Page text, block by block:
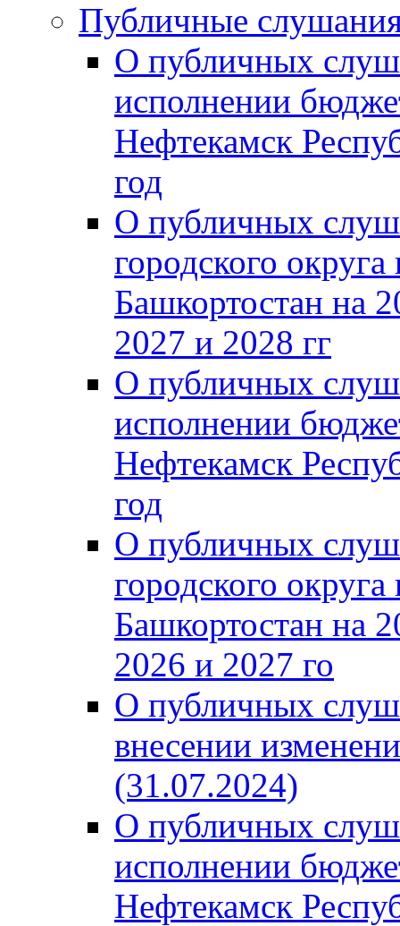
Публичные
О публичных
исполнении
Нефтекамск
год
О публичных
городского
Башкортостан на
2027 и 2028 гг
О публичных
исполнении
Нефтекамск
год
О публичных
городского
Башкортостан на
2026 и 2027 го
О публичных
внесении
(31.07.2024)
О публичных
исполнении
Нефтекамск